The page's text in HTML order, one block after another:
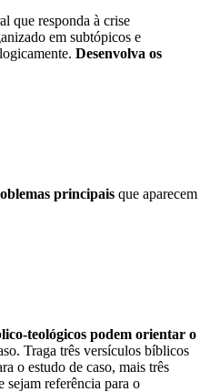
que responda à crise
em subtópicos e
Desenvolva os
principais que aparecem
teológicos podem orientar o
Traga três versículos bíblicos
o estudo de caso, mais três
sejam referência para o